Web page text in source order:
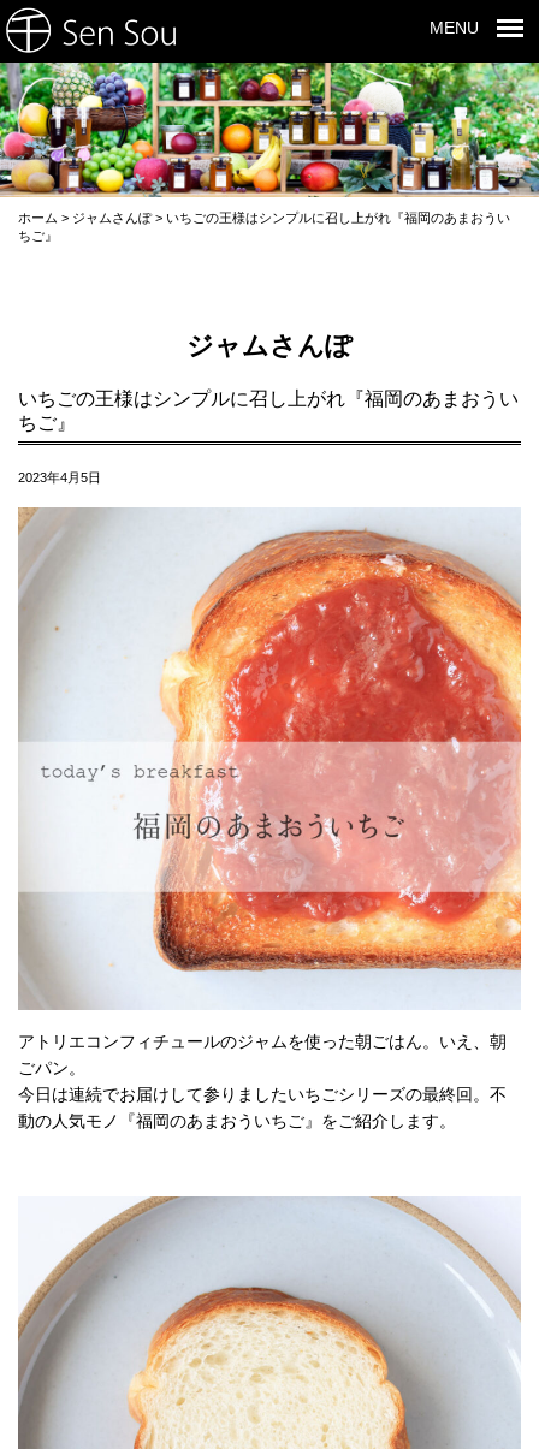
MENU
ホーム > ジャムさんぽ> いちごの王様はシンプルに召し上がれ『福岡のあまおうい
ちご』
ジャムさんぽ
いちごの王様はシンプルに召し上がれ『福岡のあまおうい
ちご』
2023年4月5日
アトリエコンフィチュールのジャムを使った朝ごはん。いえ、朝
ごパン。
今日は連続でお届けして参りましたいちごシリーズの最終回。不
動の人気モノ『福岡のあまおういちご』をご紹介します。